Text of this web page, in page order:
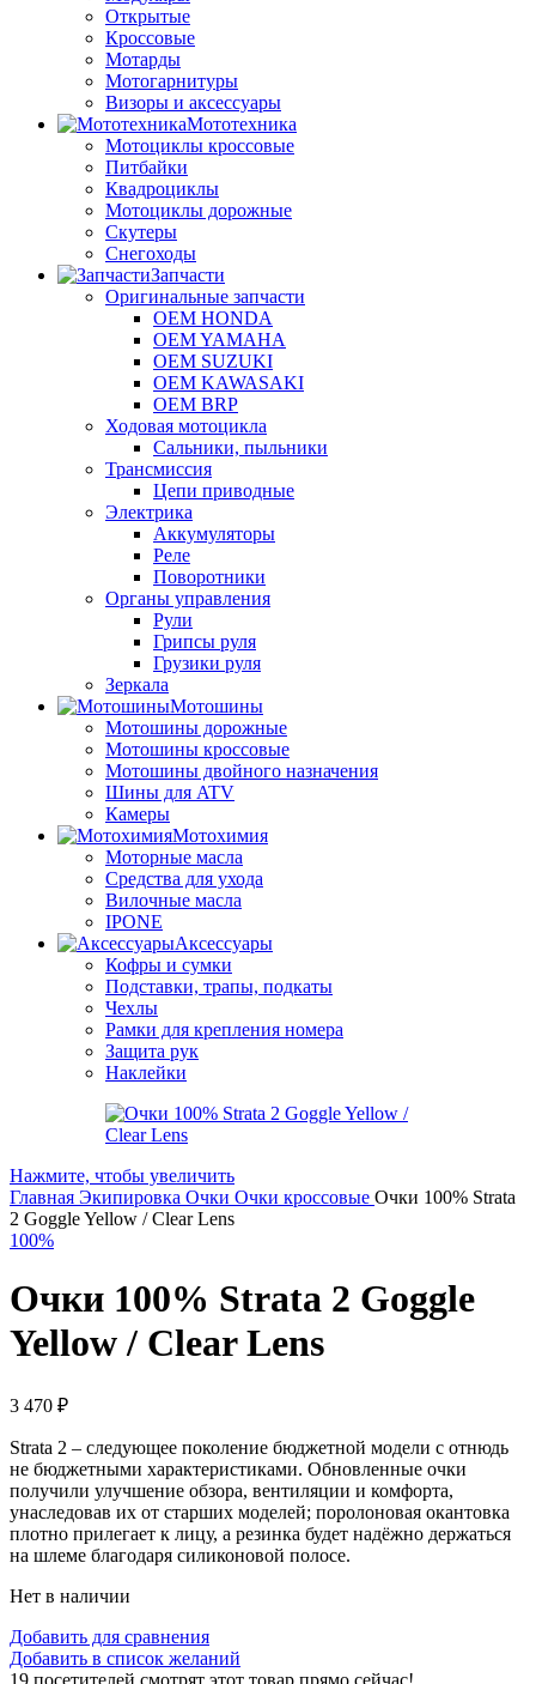
Открытые
Кроссовые
Мотарды
Мотогарнитуры
Визоры и аксессуары
Мототехника
Мотоциклы кроссовые
Питбайки
Квадроциклы
Мотоциклы дорожные
Скутеры
Снегоходы
Запчасти
Оригинальные запчасти
OEM HONDA
OEM YAMAHA
OEM SUZUKI
OEM KAWASAKI
OEM BRP
Ходовая мотоцикла
Сальники, пыльники
Трансмиссия
Цепи приводные
Электрика
Аккумуляторы
Реле
Поворотники
Органы управления
Рули
Грипсы руля
Грузики руля
Зеркала
Мотошины
Мотошины дорожные
Мотошины кроссовые
Мотошины двойного назначения
Шины для ATV
Камеры
Мотохимия
Моторные масла
Средства для ухода
Вилочные масла
IPONE
Аксессуары
Кофры и сумки
Подставки, трапы, подкаты
Чехлы
Рамки для крепления номера
Защита рук
Наклейки
Нажмите, чтобы увеличить
Главная Экипировка Очки Очки кроссовые Очки 100% Strata
2 Goggle Yellow / Clear Lens
100%
Очки 100% Strata 2 Goggle
Yellow / Clear Lens
3 470 ₽
Strata 2 – следующее поколение бюджетной модели с отнюдь
не бюджетными характеристиками. Обновленные очки
получили улучшение обзора, вентиляции и комфорта,
унаследовав их от старших моделей; поролоновая окантовка
плотно прилегает к лицу, а резинка будет надёжно держаться
на шлеме благодаря силиконовой полосе.
Нет в наличии
Добавить для сравнения
Добавить в список желаний
19 посетителей смотрят этот товар прямо сейчас!